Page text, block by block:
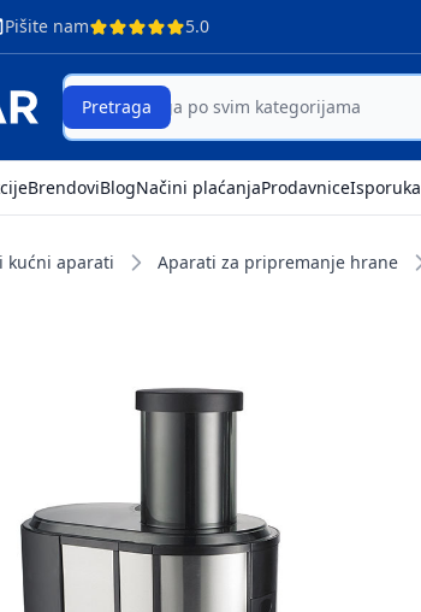
Pišite nam 5.0
Search
Pretraga
BrendoviBlogNačini plaćanjaProdavniceIsporuka
kućni aparati Aparati za pripremanje hrane